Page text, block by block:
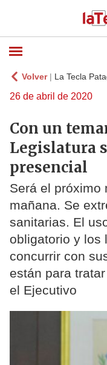
Volver| La Tecla
26 de abril de 2020
Con un
Legislatura
presencial
Será el próximo
mañana. Se
sanitarias. El
obligatorio y los
concurrir con
están para
el Ejecutivo